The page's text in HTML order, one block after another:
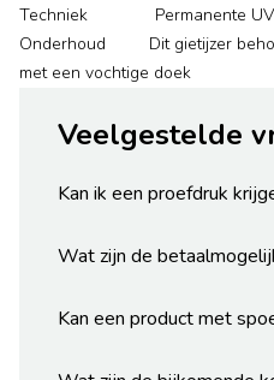
Techniek Permanente UV
Onderhoud Dit gietijzer
met een vochtige doek
Veelgestelde
Kan ik een proefdruk
Wat zijn de
Kan een product met